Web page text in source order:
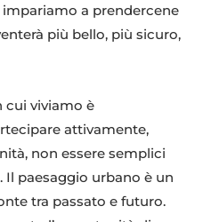
a prendercene
più bello, più sicuro,
cui viviamo è
attivamente,
non essere semplici
paesaggio urbano è un
tra passato e futuro.